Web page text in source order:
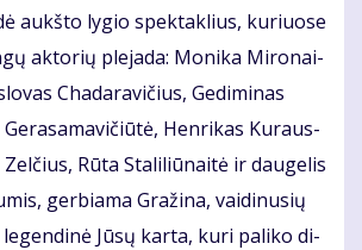
aukš­to ly­gio spek­tak­lius, ku­riuo­se
ak­to­rių ple­ja­da: Mo­ni­ka Mi­ro­nai­
Cha­da­ra­vi­čius, Ge­di­mi­nas
Ge­ra­sa­ma­vi­čiū­tė, Hen­ri­kas Ku­raus­
Rū­ta Sta­li­liū­nai­tė ir dau­ge­lis
ger­bia­ma Gra­ži­na, vai­di­nu­sių
Jū­sų kar­ta, ku­ri pa­li­ko di­